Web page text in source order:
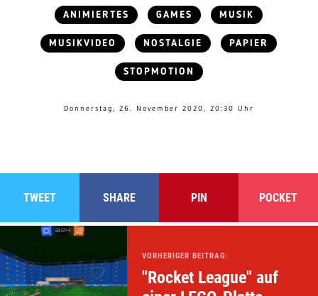
ANIMIERTES GAMES MUSIK
MUSIKVIDEO NOSTALGIE PAPIER
STOPMOTION
Donnerstag, 26. November 2020, 20:30 Uhr
TWEET SHARE PIN POCKET
VORHERIGER BEITRAG:
"Rocket League" auf